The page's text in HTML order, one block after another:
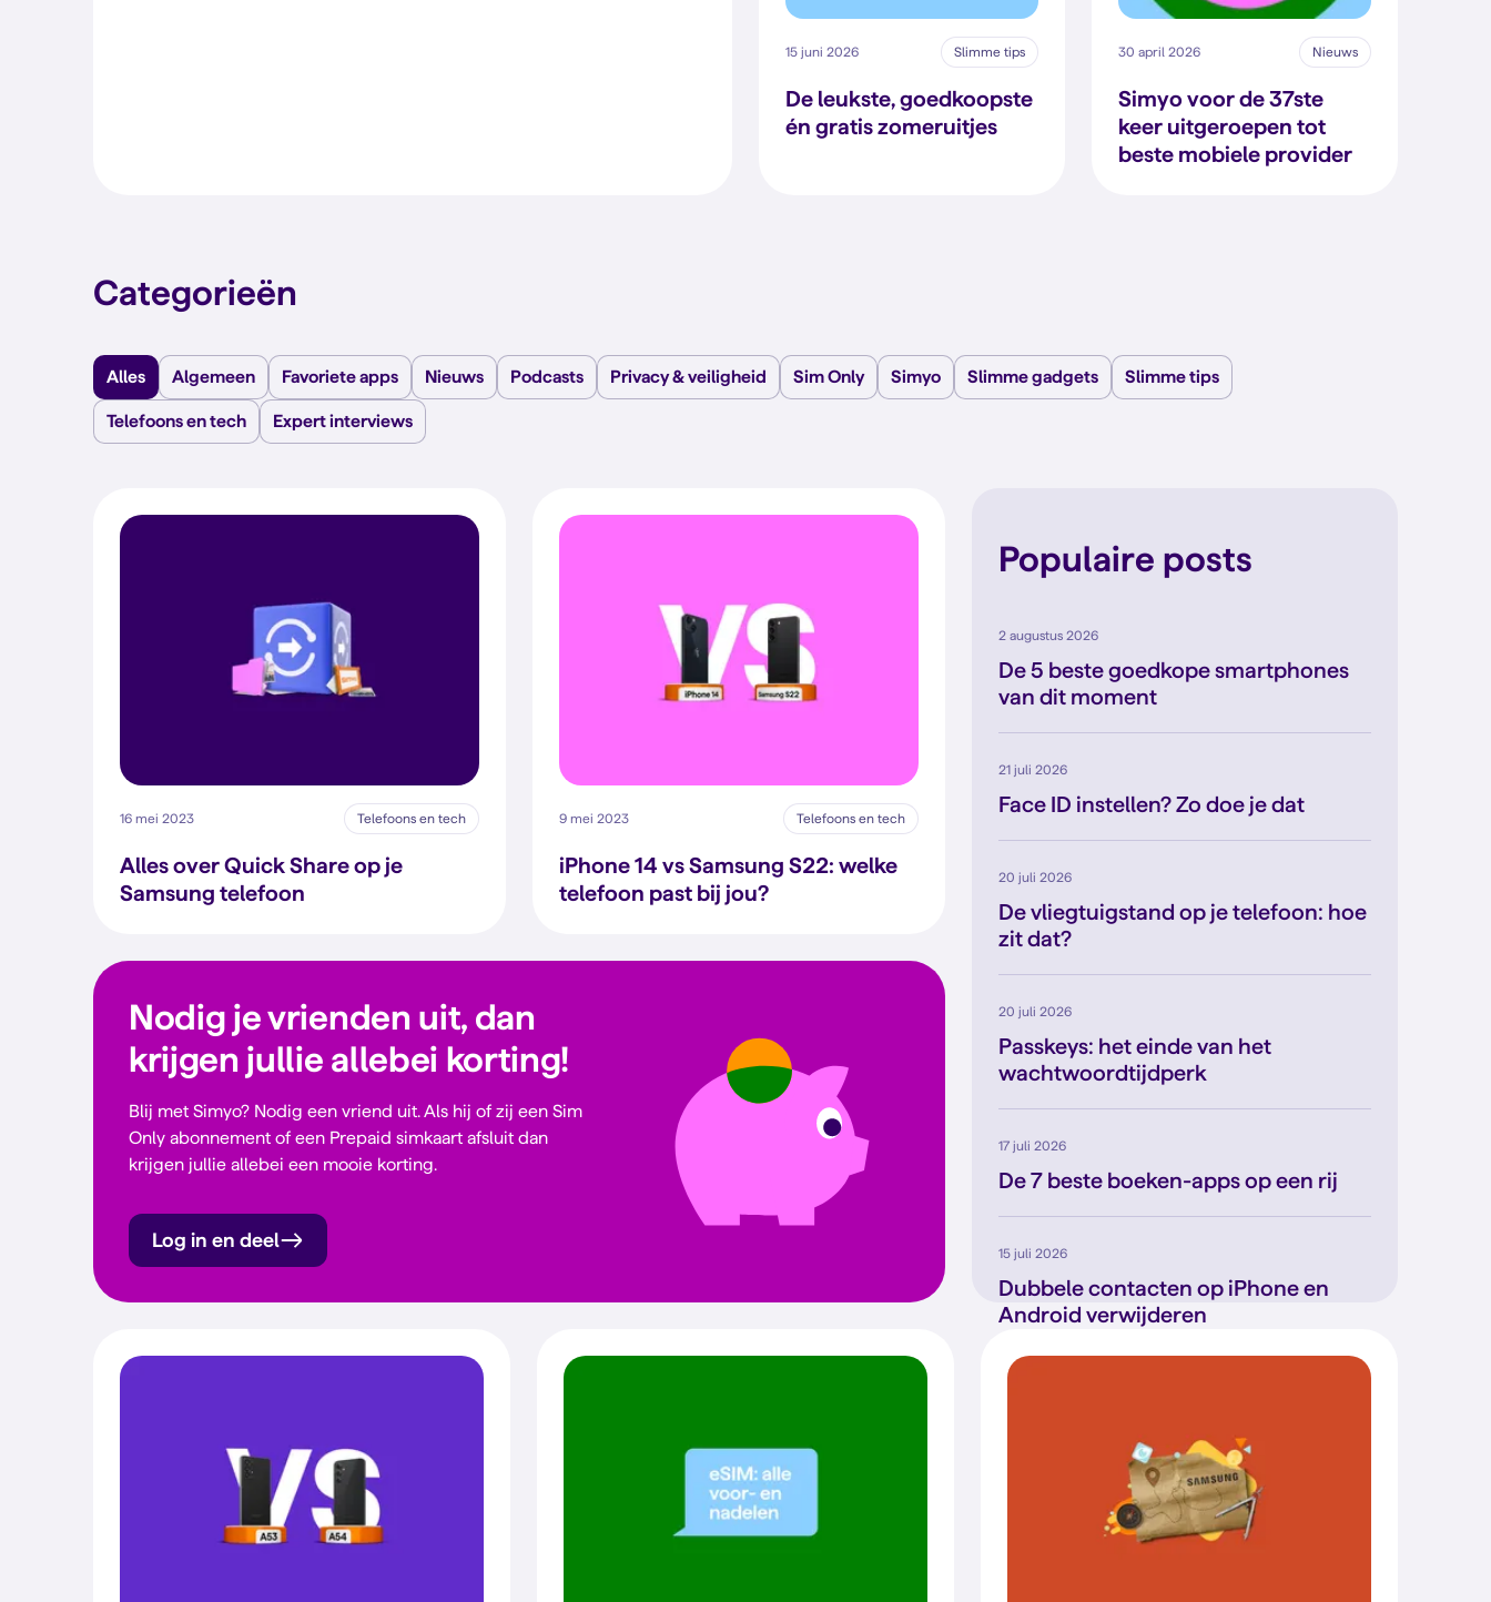
15 juni 2026 Slimme tips
De leukste, goedkoopste
én gratis zomeruitjes
30 april 2026 Nieuws
Simyo voor de 37ste
keer uitgeroepen tot
beste mobiele provider
Categorieën
Alles Algemeen Favoriete apps Nieuws Podcasts Privacy & veiligheid Sim Only Simyo Slimme gadgets Slimme tips
Telefoons en tech Expert interviews
16 mei 2023 Telefoons en tech
Alles over Quick Share op je
Samsung telefoon
9 mei 2023 Telefoons en tech
iPhone 14 vs Samsung S22: welke
telefoon past bij jou?
Populaire posts
2 augustus 2026
De 5 beste goedkope smartphones
van dit moment
21 juli 2026
Face ID instellen? Zo doe je dat
20 juli 2026
De vliegtuigstand op je telefoon: hoe
zit dat?
20 juli 2026
Passkeys: het einde van het
wachtwoordtijdperk
17 juli 2026
De 7 beste boeken-apps op een rij
15 juli 2026
Dubbele contacten op iPhone en
Android verwijderen
Nodig je vrienden uit, dan
krijgen jullie allebei korting!
Blij met Simyo? Nodig een vriend uit. Als hij of zij een Sim
Only abonnement of een Prepaid simkaart afsluit dan
krijgen jullie allebei een mooie korting.
Log in en deel